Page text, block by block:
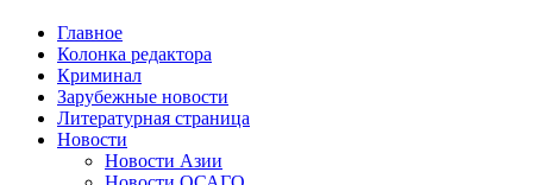
Главное
Колонка редактора
Криминал
Зарубежные новости
Литературная страница
Новости
Новости Азии